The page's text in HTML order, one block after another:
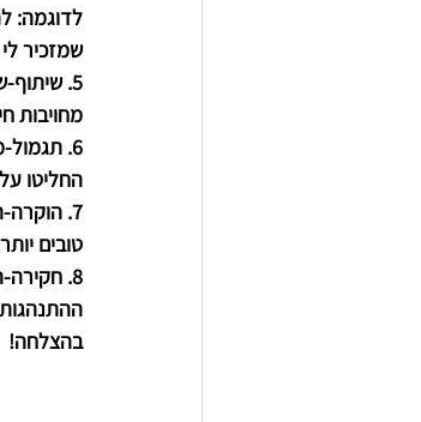
לדוגמה:
שמזכיר
5. שיתוף-
מחויבות
6. תגמול-
החליטו
7. הוקרה-
טובים
8. חקירה-
בהצלחה!